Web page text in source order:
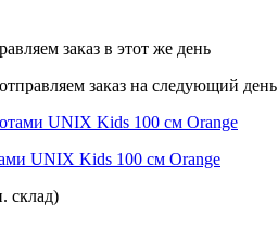
заказ в этот же день
отправляем заказ на следующий день
UNIX Kids 100 см Orange
склад)